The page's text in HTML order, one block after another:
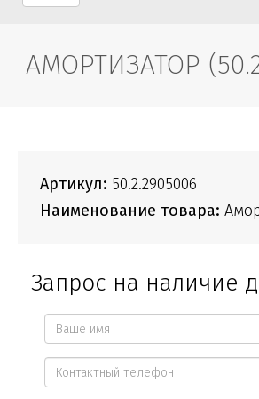
АМОРТИЗАТОР
Артикул: 50.2.2905006
Наименование товара:
Запрос на наличие
Ваше
имя